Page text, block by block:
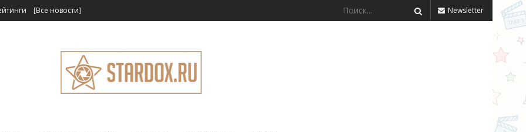
[Все новости] Newsletter